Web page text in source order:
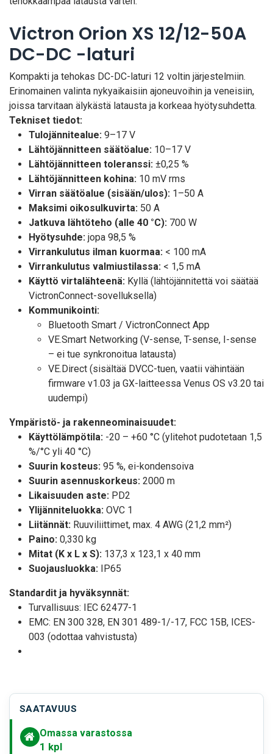
Victron Orion XS 12/12-50A
DC-DC -laturi
Kompakti ja tehokas DC-DC-laturi 12 voltin järjestelmiin.
Erinomainen valinta nykyaikaisiin ajoneuvoihin ja veneisiin,
joissa tarvitaan älykästä latausta ja korkeaa hyötysuhdetta.
Tekniset tiedot:
Tulojännitealue: 9–17 V
Lähtöjännitteen säätöalue: 10–17 V
Lähtöjännitteen toleranssi: ±0,25 %
Lähtöjännitteen kohina: 10 mV rms
Virran säätöalue (sisään/ulos): 1–50 A
Maksimi oikosulkuvirta: 50 A
Jatkuva lähtöteho (alle 40 °C): 700 W
Hyötysuhde: jopa 98,5 %
Virrankulutus ilman kuormaa: < 100 mA
Virrankulutus valmiustilassa: < 1,5 mA
Käyttö virtalähteenä: Kyllä (lähtöjännitettä voi säätää
VictronConnect-sovelluksella)
Kommunikointi:
Bluetooth Smart / VictronConnect App
VE.Smart Networking (V-sense, T-sense, I-sense
– ei tue synkronoitua latausta)
VE.Direct (sisältää DVCC-tuen, vaatii vähintään
firmware v1.03 ja GX-laitteessa Venus OS v3.20 tai
uudempi)
Ympäristö- ja rakenneominaisuudet:
Käyttölämpötila: -20 – +60 °C (ylitehot pudotetaan 1,5
%/°C yli 40 °C)
Suurin kosteus: 95 %, ei-kondensoiva
Suurin asennuskorkeus: 2000 m
Likaisuuden aste: PD2
Ylijänniteluokka: OVC 1
Liitännät: Ruuviliittimet, max. 4 AWG (21,2 mm²)
Paino: 0,330 kg
Mitat (K x L x S): 137,3 x 123,1 x 40 mm
Suojausluokka: IP65
Standardit ja hyväksynnät:
Turvallisuus: IEC 62477-1
EMC: EN 300 328, EN 301 489-1/-17, FCC 15B, ICES-
003 (odottaa vahvistusta)
SAATAVUUS
Omassa varastossa
1 kpl